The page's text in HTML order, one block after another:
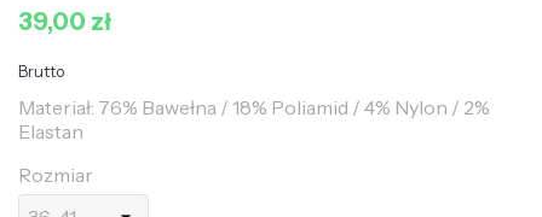
39,00 zł
Brutto
Materiał: 76% Bawełna / 18% Poliamid / 4% Nylon / 2%
Elastan
Rozmiar